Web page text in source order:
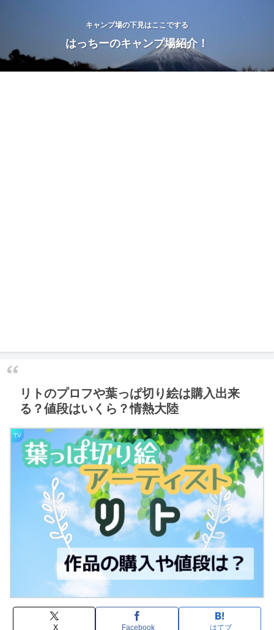
キャンプ場の下見はここでする
はっちーのキャンプ場紹介！
リトのプロフや葉っぱ切り絵は購入出来
る？値段はいくら？情熱大陸
TV
X Facebook はてブ